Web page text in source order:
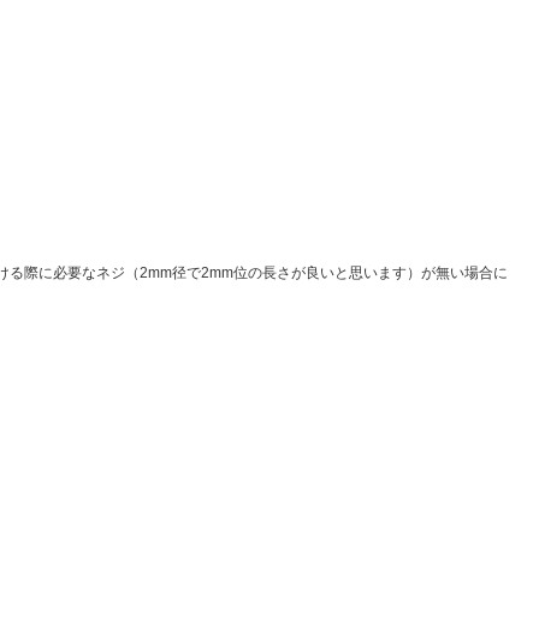
際に必要なネジ（2mm径で2mm位の長さが良いと思います）が無い場合に